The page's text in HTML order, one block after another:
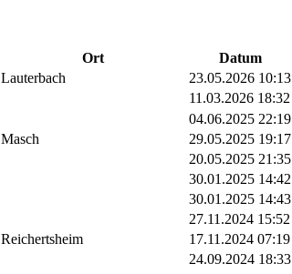
Ort Datum
Lauterbach 23.05.2026 10:13
11.03.2026 18:32
04.06.2025 22:19
Masch 29.05.2025 19:17
20.05.2025 21:35
30.01.2025 14:42
30.01.2025 14:43
27.11.2024 15:52
Reichertsheim 17.11.2024 07:19
24.09.2024 18:33